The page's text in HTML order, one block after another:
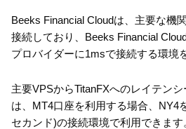
Beeks Financial Cloudは、主要な機
接続しており、Beeks Financial
プロバイダーに1msで接続する環境
主要VPSからTitanFXへのレイテン
は、MT4口座を利用する場合、NY4
セカンド)の接続環境で利用できます